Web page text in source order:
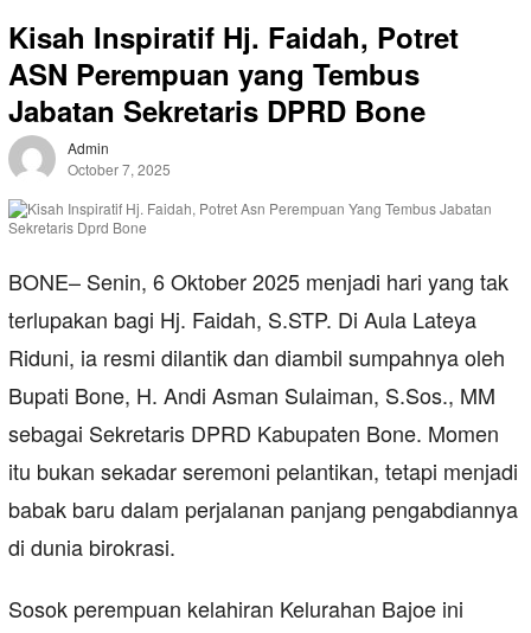
Kisah Inspiratif Hj. Faidah, Potret
ASN Perempuan yang Tembus
Jabatan Sekretaris DPRD Bone
Admin
October 7, 2025
BONE– Senin, 6 Oktober 2025 menjadi hari yang tak
terlupakan bagi Hj. Faidah, S.STP. Di Aula Lateya
Riduni, ia resmi dilantik dan diambil sumpahnya oleh
Bupati Bone, H. Andi Asman Sulaiman, S.Sos., MM
sebagai Sekretaris DPRD Kabupaten Bone. Momen
itu bukan sekadar seremoni pelantikan, tetapi menjadi
babak baru dalam perjalanan panjang pengabdiannya
di dunia birokrasi.
Sosok perempuan kelahiran Kelurahan Bajoe ini